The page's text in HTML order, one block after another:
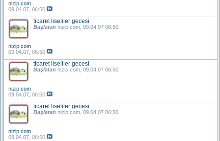
nizip.com
09.04.07, 06:50
ticaret liseliler gecesi
Başlatan nizip.com , 09.04.07 06:50
nizip.com
09.04.07, 06:50
ticaret liseliler gecesi
Başlatan nizip.com , 09.04.07 06:50
nizip.com
09.04.07, 06:50
ticaret liseliler gecesi
Başlatan nizip.com , 09.04.07 06:50
nizip.com
09.04.07, 06:50